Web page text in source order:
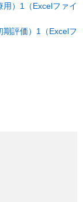
）1（Excelファイ
評価）1（Excelフ